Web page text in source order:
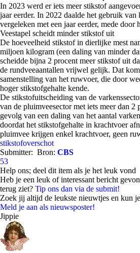
In 2023 werd er iets meer stikstof
jaar eerder. In 2022 daalde het gebruik
vergeleken met een jaar eerder, mede door
Veestapel scheidt minder stikstof uit
De hoeveelheid stikstof in dierlijke mest
miljoen kilogram (een daling van minder
scheidde bijna 2 procent meer stikstof uit
de rundveeaantallen vrijwel gelijk. Dat
samenstelling van het ruwvoer, die door
hoger stikstofgehalte kende.
De stikstofuitscheiding van de
van de pluimveesector met iets meer dan 2
gevolg van een daling van het aantal
doordat het stikstofgehalte in krachtvoer
pluimvee krijgen enkel krachtvoer, geen
stikstofoverschot
Submitter: Bron: CBS
53
Help ons; deel dit item als je het leuk vond
Heb je een leuk of interessant bericht
terug ziet? Tip ons dan via de submit!
Zoek jij altijd de leukste nieuwtjes en kun
Meld je aan als nieuwsposter!
Jippie